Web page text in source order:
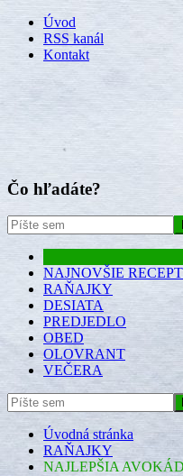
Skip
content
Úvod
RSS kanál
Kontakt
Čo hľadáte?
NAJNOVŠIE
RAŇAJKY
DESIATA
PREDJEDLO
OBED
OLOVRANT
VEČERA
Úvodná stránka
RAŇAJKY
NAJLEPŠIA